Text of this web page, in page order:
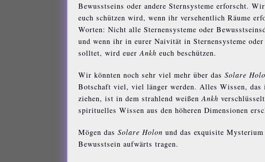
Bewusstseins oder andere Sternsysteme erforscht.
euch schützen wird, wenn ihr versehentlich Räume
Worten: Nicht alle Sternensysteme oder
und wenn ihr in eurer Naivität in Sternensysteme
solltet, wird euer Ankh euch beschützen.
Wir könnten noch sehr viel mehr über das Solare
Botschaft viel, viel länger werden. Alles Wissen, das
ziehen, ist in dem strahlend weißen Ankh
spirituelles Wissen aus den höheren Dimensionen
Mögen das Solare Holon und das exquisite
Bewusstsein aufwärts tragen.